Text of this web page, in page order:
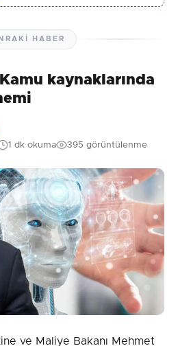
HABER
kaynaklarında
1 dk okuma 395 görüntülenme
ve Maliye Bakanı Mehmet